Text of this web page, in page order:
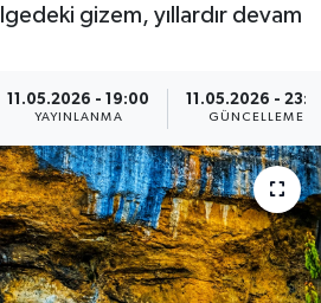
gizem, yıllardır devam
11.05.2026 - 19:00
YAYINLANMA
11.05.2026 -
GÜNCELLEME